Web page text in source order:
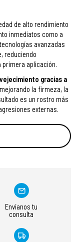
de alto rendimiento
inmediatos como a
avanzadas
reduciendo
primera aplicación.
gracias a
la firmeza, la
es un rostro más
externas.
Envíanos tu
consulta